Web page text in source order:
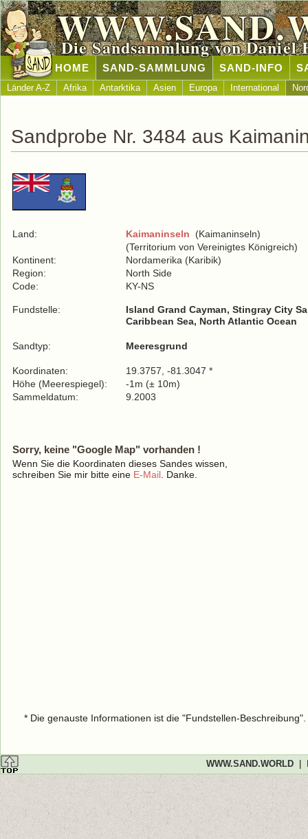
Die Sandsammlung von Daniel
HOME SAND-SAMMLUNG SAND-INFO
Länder A-Z Afrika Antarktika Asien Europa International
Sandprobe Nr. 3484 aus
Land: Kaimaninseln (Kaimaninseln)
(Territorium von Vereinigtes Königreich)
Kontinent:
Nordamerika (Karibik)
Region:
North Side
Code:
KY-NS
Fundstelle:
Island Grand Cayman, Stingray City
Caribbean Sea, North Atlantic Ocean
Sandtyp: Meeresgrund
Koordinaten:
19.3757, -81.3047 *
Höhe (Meerespiegel):
-1m (± 10m)
Sammeldatum:
9.2003
Sorry, keine "Google Map" vorhanden !
Wenn Sie die Koordinaten dieses Sandes wissen,
schreiben Sie mir bitte eine E-Mail . Danke.
* Die genauste Informationen ist die "Fundstellen-
WWW.SAND.WORLD|